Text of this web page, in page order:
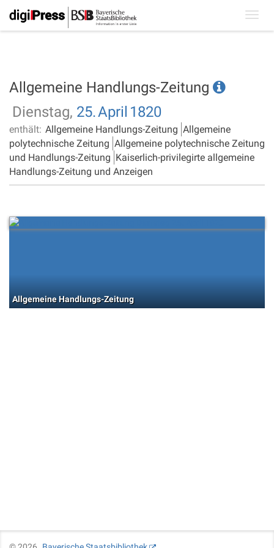
Allgemeine Handlungs-Zeitung
Dienstag, 25.April 1820
enthält: Allgemeine Handlungs-Zeitung Allgemeine
polytechnische Zeitung Allgemeine polytechnische Zeitung
und Handlungs-Zeitung Kaiserlich-privilegirte allgemeine
Handlungs-Zeitung und Anzeigen
Allgemeine Handlungs-Zeitung